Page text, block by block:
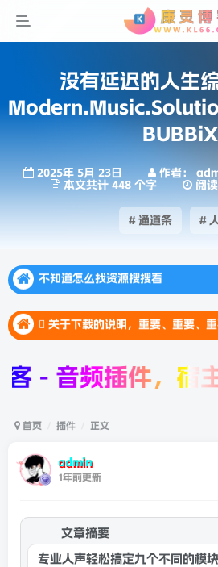
没有延迟的人生
BUBBiX
2025年 5月 23日 作者：
本文共计 448 个字
阅
# 通道条 #
不知道怎么找资源搜搜看
不知道怎么找资源搜搜看
 关于下载的说明，重要、重要、
 关于下载的说明，重要、重要、
 关于下载的说明，重要、重要、重
音频插件，宿主
首页 插件 正文
admin
1年前更新
文章摘要
专业人声轻松搞定九个不同的模